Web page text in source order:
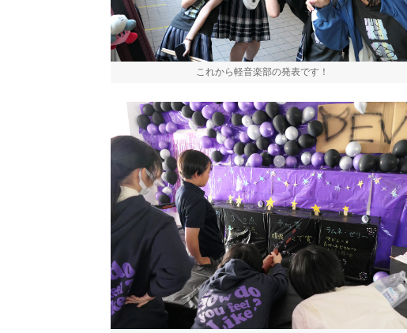
これから軽音楽部の発表です！